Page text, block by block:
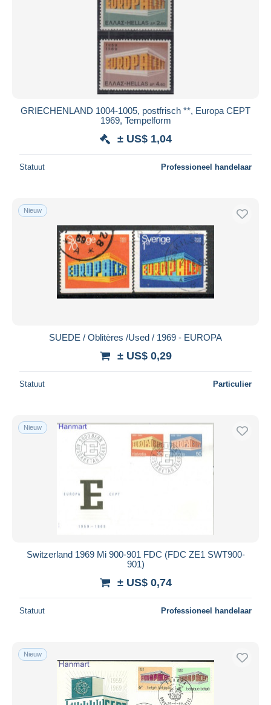
GRIECHENLAND 1004-1005, postfrisch **, Europa CEPT
1969, Tempelform
± US$ 1,04
Statuut Professioneel handelaar
Nieuw
SUEDE / Oblitères /Used / 1969 - EUROPA
± US$ 0,29
Statuut Particulier
Nieuw
Switzerland 1969 Mi 900-901 FDC (FDC ZE1 SWT900-
901)
± US$ 0,74
Statuut Professioneel handelaar
Nieuw